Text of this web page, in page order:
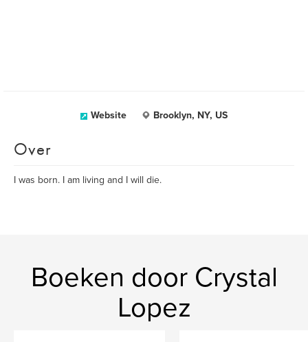
Website Brooklyn, NY, US
Over
I was born. I am living and I will die.
Boeken door Crystal
Lopez